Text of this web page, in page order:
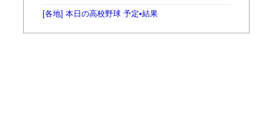
[各地] 本日の高校野球 予定•結果